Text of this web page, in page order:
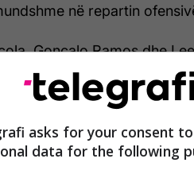
në repartin
Goncalo Ramos dhe
mundshme, duke e shtyrë
alternativa elitare në sulm.
asks for your consent
data for the following